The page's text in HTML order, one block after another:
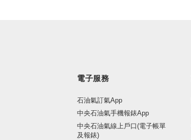
電子服務
石油氣訂氣App
中央石油氣手機報錶App
中央石油氣線上戶口(電子帳單
及報錶)